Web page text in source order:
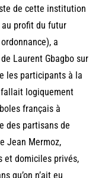
de cette institution
profit du futur
a
Laurent Gbagbo sur
les participants à la
logiquement
français à
des partisans de
Jean Mermoz,
et domiciles privés,
qu’on n’ait eu